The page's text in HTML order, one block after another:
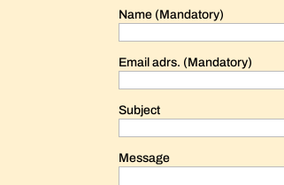
Name (Mandatory)
Email adrs. (Mandatory)
Subject
Message